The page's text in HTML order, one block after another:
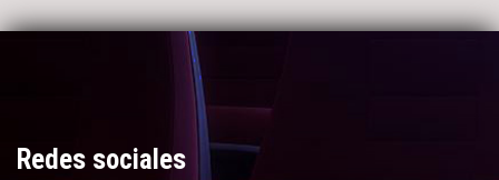
Redes sociales